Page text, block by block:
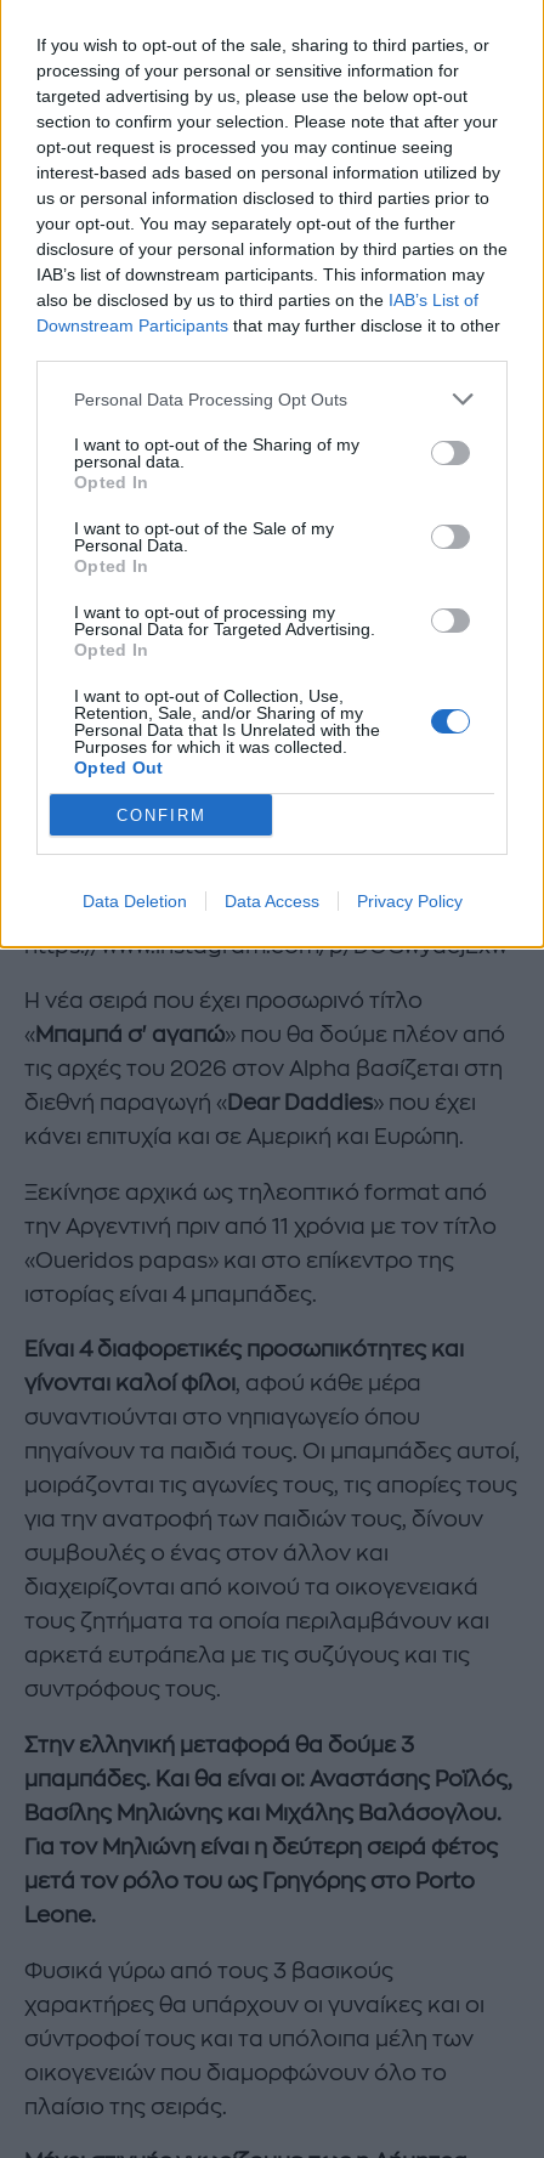
If you wish to opt-out of the sale, sharing to third parties, or
processing of your personal or sensitive information for
targeted advertising by us, please use the below opt-out
section to confirm your selection. Please note that after your
opt-out request is processed you may continue seeing
interest-based ads based on personal information utilized by
us or personal information disclosed to third parties prior to
your opt-out. You may separately opt-out of the further
disclosure of your personal information by third parties on the
IAB’s list of downstream participants. This information may
also be disclosed by us to third parties on the IAB’s List of
Downstream Participants that may further disclose it to other
Personal Data Processing Opt Outs
I want to opt-out of the Sharing of my
personal data.
Opted In
I want to opt-out of the Sale of my
Personal Data.
Opted In
I want to opt-out of processing my
Personal Data for Targeted Advertising.
Opted In
I want to opt-out of Collection, Use,
Retention, Sale, and/or Sharing of my
Personal Data that Is Unrelated with the
Purposes for which it was collected.
Opted Out
CONFIRM
Data Deletion Data Access Privacy Policy
https://www.instagram.com/p/DOGwydcjExw
Η νέα σειρά που έχει προσωρινό τίτλο
«Μπαμπά σ' αγαπώ» που θα δούμε πλέον από
τις αρχές του 2026 στον Alpha βασίζεται στη
διεθνή παραγωγή «Dear Daddies» που έχει
κάνει επιτυχία και σε Αμερική και Ευρώπη.
Ξεκίνησε αρχικά ως τηλεοπτικό format από
την Αργεντινή πριν από 11 χρόνια με τον τίτλο
«Oueridos papas» και στο επίκεντρο της
ιστορίας είναι 4 μπαμπάδες.
Είναι 4 διαφορετικές προσωπικότητες και
γίνονται καλοί φίλοι, αφού κάθε μέρα
συναντιούνται στο νηπιαγωγείο όπου
πηγαίνουν τα παιδιά τους. Οι μπαμπάδες αυτοί,
μοιράζονται τις αγωνίες τους, τις απορίες τους
για την ανατροφή των παιδιών τους, δίνουν
συμβουλές ο ένας στον άλλον και
διαχειρίζονται από κοινού τα οικογενειακά
τους ζητήματα τα οποία περιλαμβάνουν και
αρκετά ευτράπελα με τις συζύγους και τις
συντρόφους τους.
Στην ελληνική μεταφορά θα δούμε 3
μπαμπάδες. Και θα είναι οι: Αναστάσης Ροϊλός,
Βασίλης Μηλιώνης και Μιχάλης Βαλάσογλου.
Για τον Μηλιώνη είναι η δεύτερη σειρά φέτος
μετά τον ρόλο του ως Γρηγόρης στο Porto
Leone.
Φυσικά γύρω από τους 3 βασικούς
χαρακτήρες θα υπάρχουν οι γυναίκες και οι
σύντροφοί τους και τα υπόλοιπα μέλη των
οικογενειών που διαμορφώνουν όλο το
πλαίσιο της σειράς.